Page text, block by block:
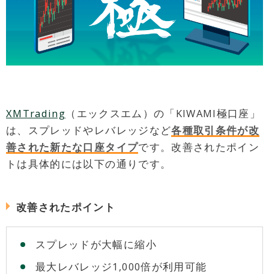
XMTrading （エックスエム）の「KIWAMI極口座」
は、スプレッドやレバレッジなど各種取引条件が改
善された新たな口座タイプです。改善されたポイン
トは具体的には以下の通りです。
改善されたポイント
スプレッドが大幅に縮小
最大レバレッジ1,000倍が利用可能